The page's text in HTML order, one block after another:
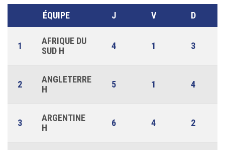
ÉQUIPE J V D
1
AFRIQUE DU
SUD H
4 1 3
2
ANGLETERRE
H
5 1 4
3
ARGENTINE
H
6 4 2